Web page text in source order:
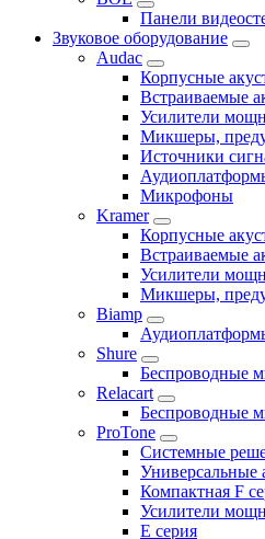
Панели
Звуковое оборудование
Audac
Корпусные
Встраиваемые
Усилители
Микшеры,
Источники
Микрофоны
Kramer
Корпусные
Встраиваемые
Усилители
Микшеры,
Biamp
Shure
Беспроводные
Relacart
Беспроводные
ProTone
Системные
Универсальные
Компактная F
Усилители
E серия